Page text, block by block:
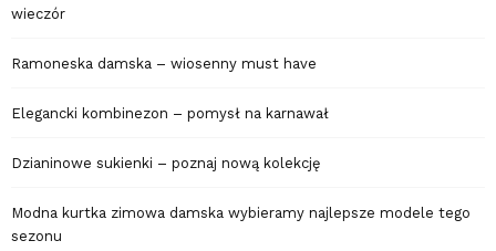
wieczór
Ramoneska damska – wiosenny must have
Elegancki kombinezon – pomysł na karnawał
Dzianinowe sukienki – poznaj nową kolekcję
Modna kurtka zimowa damska wybieramy najlepsze modele tego
sezonu